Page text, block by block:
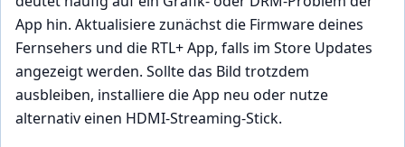
App hin. Aktualisiere zunächst die Firmware deines
Fernsehers und die RTL+ App, falls im Store Updates
angezeigt werden. Sollte das Bild trotzdem
ausbleiben, installiere die App neu oder nutze
alternativ einen HDMI-Streaming-Stick.